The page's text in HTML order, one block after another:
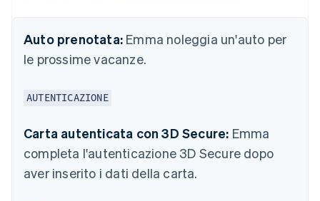
Auto prenotata: Emma noleggia un'auto per
le prossime vacanze.
AUTENTICAZIONE
Carta autenticata con 3D Secure: Emma
completa l'autenticazione 3D Secure dopo
aver inserito i dati della carta.